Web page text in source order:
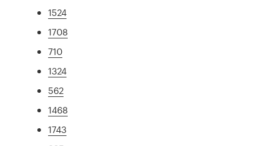
1524
1708
710
1324
562
1468
1743